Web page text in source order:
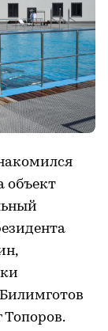
объект
Топоров.